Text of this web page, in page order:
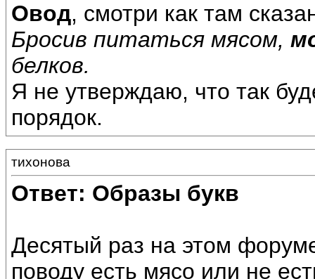
Овод, смотри как там
Бросив питаться мясом,
белков.
Я не утверждаю, что так
порядок.
тихонова
Ответ: Образы букв
Десятый раз на этом
поводу есть мясо или не